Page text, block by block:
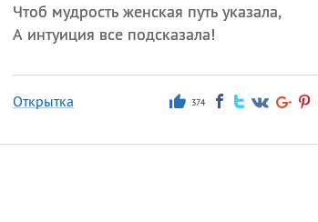
Чтоб мудрость женская путь указала,
А интуиция все подсказала!
Открытка 374